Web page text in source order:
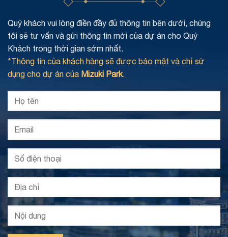
Quý khách vui lòng điền đầy đủ thông tin bên dưới, chúng
tôi sẽ tư vấn và gửi thông tin mới của dự án cho Quý
Khách trong thời gian sớm nhất.
*Thông tin của khách hàng sẽ được bảo mật và chỉ sử
dụng cho dự án của Mizuki Park.